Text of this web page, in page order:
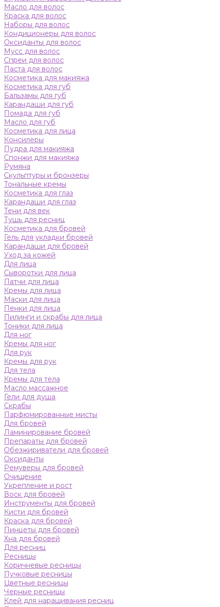
Масло для волос
Краска для волос
Наборы для волос
Кондиционеры для волос
Оксиданты для волос
Мусс для волос
Спреи для волос
Паста для волос
Косметика для макияжа
Косметика для губ
Бальзамы для губ
Карандаши для губ
Помада для губ
Масло для губ
Косметика для лица
Консилеры
Пудра для макияжа
Спонжи для макияжа
Румяна
Скульптуры и бронзеры
Тональные кремы
Косметика для глаз
Карандаши для глаз
Тени для век
Тушь для ресниц
Косметика для бровей
Гель для укладки бровей
Карандаши для бровей
Уход за кожей
Для лица
Сыворотки для лица
Патчи для лица
Кремы для лица
Маски для лица
Пенки для лица
Пилинги и скрабы для лица
Тоники для лица
Для ног
Кремы для ног
Для рук
Кремы для рук
Для тела
Кремы для тела
Масло массажное
Гели для душа
Скрабы
Парфюмированные мисты
Для бровей
Ламинирование бровей
Препараты для бровей
Обезжириватели для бровей
Оксиданты
Ремуверы для бровей
Очищение
Укрепление и рост
Воск для бровей
Инструменты для бровей
Кисти для бровей
Краска для бровей
Пинцеты для бровей
Хна для бровей
Для ресниц
Ресницы
Коричневые ресницы
Пучковые ресницы
Цветные ресницы
Черные ресницы
Клей для наращивания ресниц